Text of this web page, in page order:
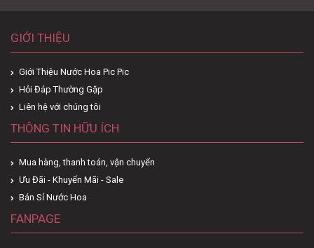
GIỚI THIỆU
Giới Thiệu Nước Hoa Pic Pic
Hỏi Đáp Thường Gặp
Liên hệ với chúng tôi
THÔNG TIN HỮU ÍCH
Mua hàng, thanh toán, vận chuyển
Ưu Đãi - Khuyến Mãi - Sale
Bán Sỉ Nước Hoa
FANPAGE